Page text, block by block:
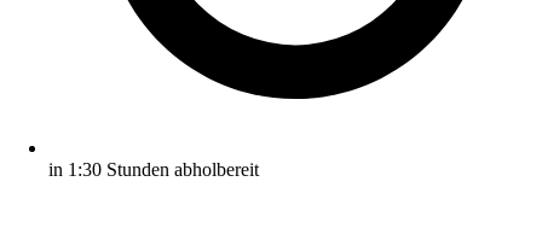
in 1:30 Stunden abholbereit